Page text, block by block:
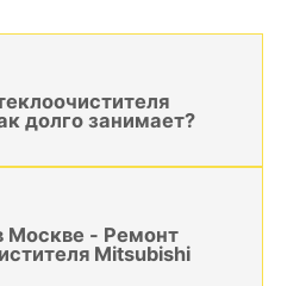
долго занимает?
Москве - Ремонт
Mitsubishi